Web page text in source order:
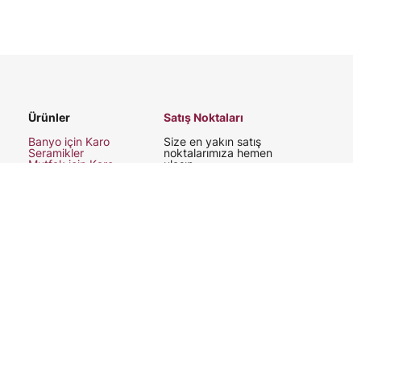
Ürünler
Banyo için Karo
Seramikler
Mutfak için Karo
Satış Noktaları
Size en yakın satış
noktalarımıza hemen
ulaşın.